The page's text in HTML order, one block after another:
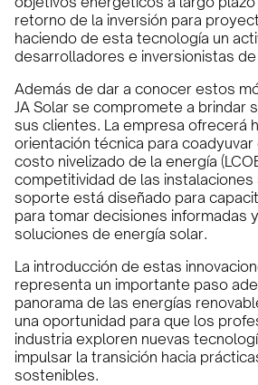
retorno de la inversión para
haciendo de esta tecnología un
desarrolladores e inversionistas de
Además de dar a conocer estos
JA Solar se compromete a brindar
sus clientes. La empresa ofrecerá
orientación técnica para
costo nivelizado de la energía
competitividad de las
soporte está diseñado para
para tomar decisiones informadas
soluciones de energía solar.
La introducción de estas
representa un importante paso
panorama de las energías
una oportunidad para que los
industria exploren nuevas
impulsar la transición hacia
sostenibles.